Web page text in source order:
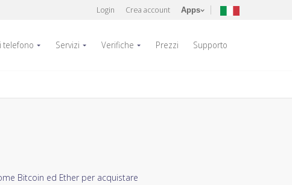
Login Crea account Apps
telefono Servizi Verifiche Prezzi Supporto
Bitcoin ed Ether per acquistare